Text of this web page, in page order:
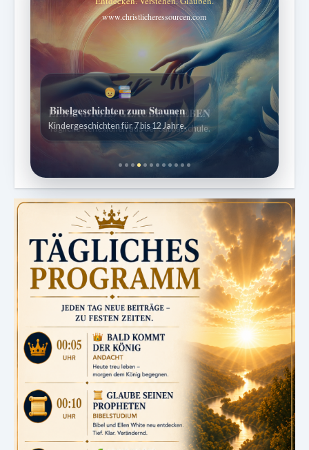
www.christlicheressourcen.com
Bibelgeschichten zum Staunen
Kindergeschichten für 7 bis 12 Jahre.